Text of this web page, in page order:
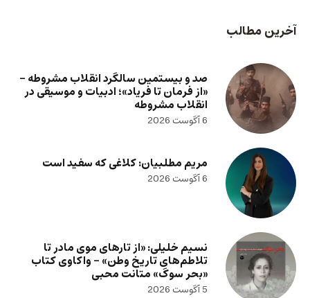
آخرین مطالب
صد و بیستمین سالگرد انقلاب مشروطه –
«از فرمان تا فریاد»؛ ادبیات و موسیقی در
انقلاب مشروطه
6 آگوست 2026
مریم مطلبیان: کلاغی که سفید است
6 آگوست 2026
نسیم خلیلی: «از تارهای موی مادر تا
تلاطم‌های تاریخ وطن» – واکاوی کتاب
«بحر سوگ» متانت محبی
5 آگوست 2026